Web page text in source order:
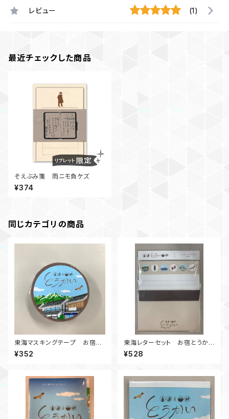
レビュー (1)
最近チェックした商品
そえぶみ箋 雨ニモ負ケズ
¥374
同じカテゴリの商品
東海マスキングテープ お宿と
うかいシリーズ
¥352
東海レターセット お宿とうかい
シリーズ
¥528